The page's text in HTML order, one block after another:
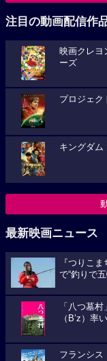
注目の動画配信作
映画クレヨ
ーズ
プロジェク
キングダム
最新映画ニュース
『つりこ
で“釣りで
「八つ墓
（B’z）率
フランシス